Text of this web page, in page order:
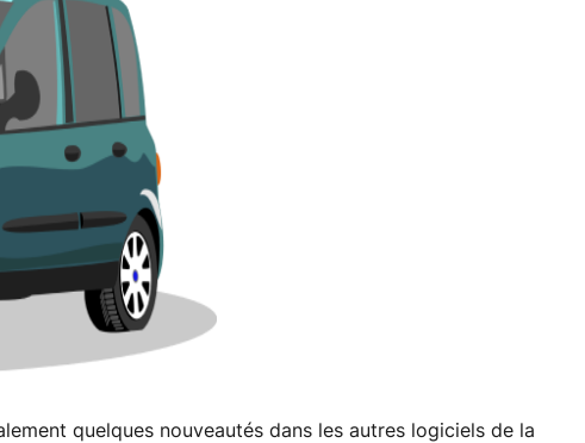
quelques nouveautés dans les autres logiciels de la